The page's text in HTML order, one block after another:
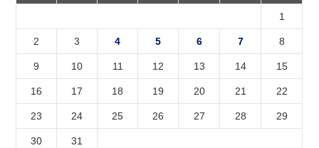
1
2 3 4 5 6 7 8
9 10 11 12 13 14 15
16 17 18 19 20 21 22
23 24 25 26 27 28 29
30
31